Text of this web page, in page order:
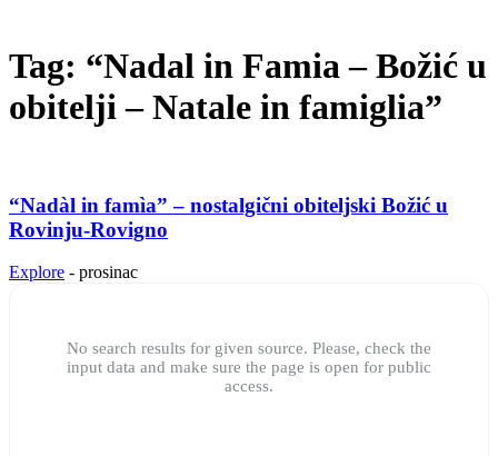
Tag: “Nadal in Famia – Božić u
obitelji – Natale in famiglia”
“Nadàl in famìa” – nostalgični obiteljski Božić u
Rovinju-Rovigno
Explore - prosinac
No search results for given source. Please, check the
input data and make sure the page is open for public
access.